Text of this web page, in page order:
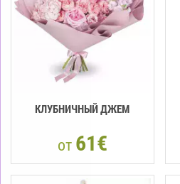
КЛУБНИЧНЫЙ ДЖЕМ
от 61€